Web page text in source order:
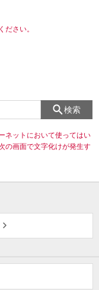
ださい。
検索
ネットにおいて使ってはい
の画面で文字化けが発生す